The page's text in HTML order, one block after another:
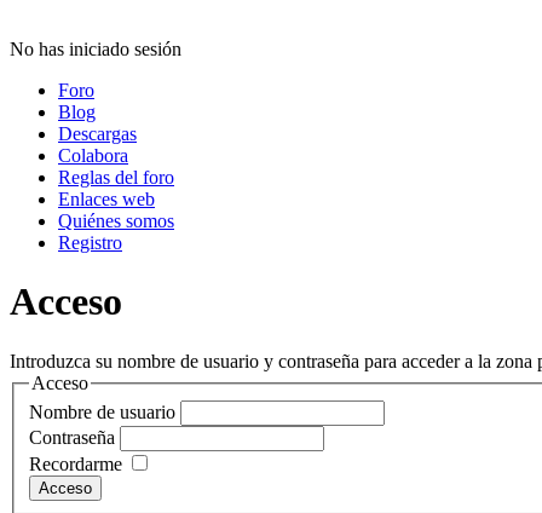
No has iniciado sesión
Foro
Blog
Descargas
Colabora
Reglas del foro
Enlaces web
Quiénes somos
Registro
Acceso
Introduzca su nombre de usuario y contraseña para acceder a la zona
Acceso
Nombre de usuario
Contraseña
Recordarme